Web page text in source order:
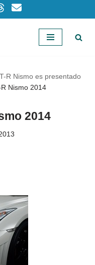
R Nismo es presentado
Nismo 2014
2014